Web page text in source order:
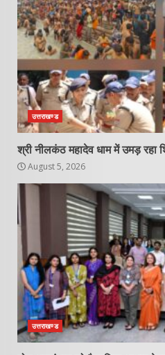
उत्तराखण्ड
श्री नीलकंठ महादेव धाम में उमड़ रहा
August 5, 2026
उत्तराखण्ड